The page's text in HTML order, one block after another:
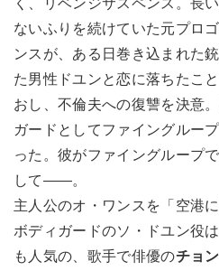
く、リベンジサスペンス。長
ないふりを続けていた元プロ
ンスが、ある日巻き込まれた
た男性ドユンと恋に落ちたこ
おし、不倫夫への復讐を決意
ガードとしてファイングルー
った。彼がファイングループ
して――。
主人公のオ・ワンスを「空港に
ボディガードのソ・ドユン役
も人気の、歌手で俳優のチョ